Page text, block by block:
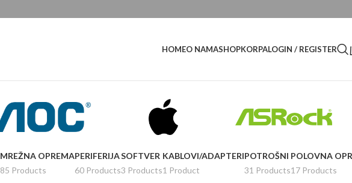
HOMEO NAMASHOPKORPALOGIN / REGISTER
MREŽNA OPREMA
85 Products
PERIFERIJA
60 Products
SOFTVER
3 Products
KABLOVI/ADAPTERI
1 Product
POTROŠNI
31 Products
POLOVNA
17 Products